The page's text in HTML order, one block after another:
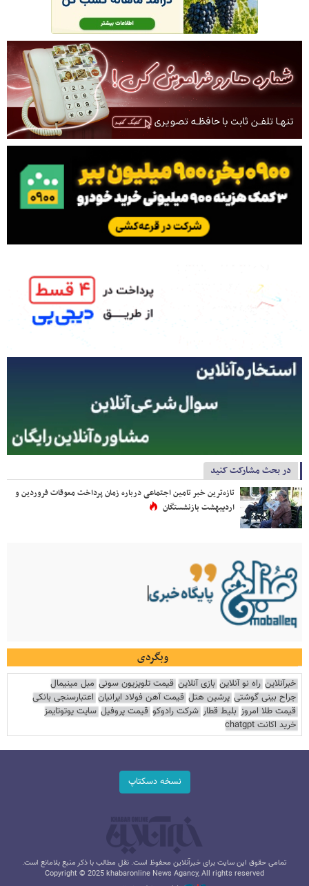
در بحث مشارکت کنید
تازه‌ترین خبر تامین اجتماعی درباره زمان پرداخت معوقات فروردین و
اردیبهشت بازنشستگان
وبگردی
خبرآنلاین راه نو آنلاین بازی آنلاین قیمت تلویزیون سونی مبل مینیمال
جراح بینی گوشتی پرشین هتل قیمت آهن فولاد ایرانیان اعتبارسنجی بانکی
قیمت طلا امروز بلیط قطار شرکت رادوکو قیمت پروفیل سایت یوتوتایمز
خرید اکانت chatgpt
نسخه دسکتاپ
تمامی حقوق این سایت برای خبرآنلاین محفوظ است. نقل مطالب با ذکر منبع بلامانع است.
Copyright © 2025 khabaronline News Agancy, All rights reserved